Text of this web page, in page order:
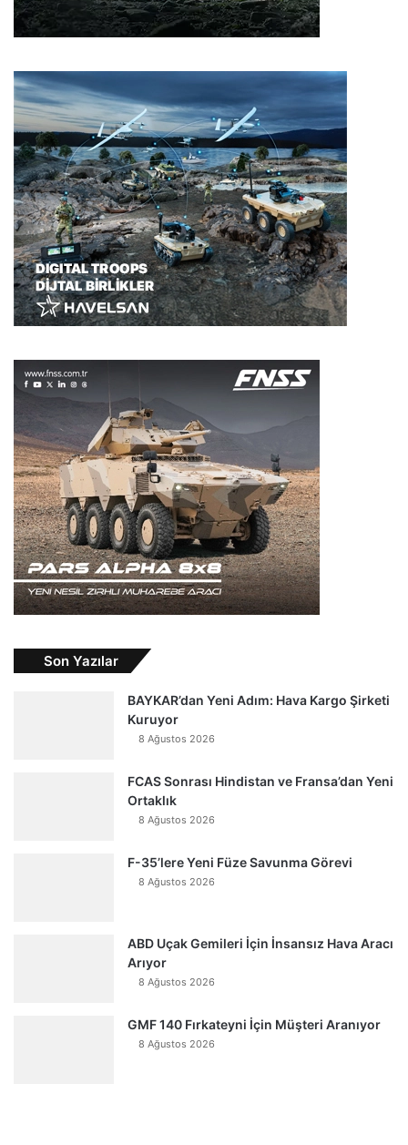
Son Yazılar
BAYKAR’dan Yeni Adım: Hava Kargo Şirketi
Kuruyor
8 Ağustos 2026
FCAS Sonrası Hindistan ve Fransa’dan Yeni
Ortaklık
8 Ağustos 2026
F-35’lere Yeni Füze Savunma Görevi
8 Ağustos 2026
ABD Uçak Gemileri İçin İnsansız Hava Aracı
Arıyor
8 Ağustos 2026
GMF 140 Fırkateyni İçin Müşteri Aranıyor
8 Ağustos 2026